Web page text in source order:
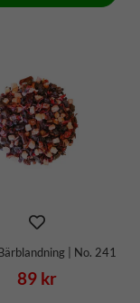
| No. 241
89 kr